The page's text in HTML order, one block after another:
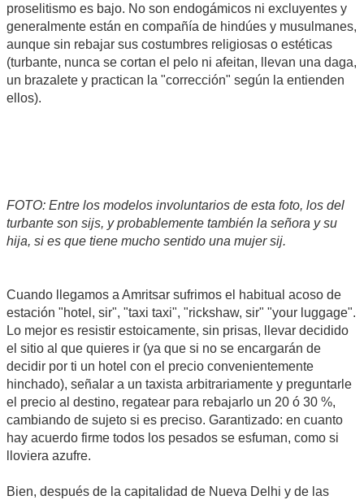
proselitismo es bajo. No son endogámicos ni excluyentes y
generalmente están en compañía de hindúes y musulmanes,
aunque sin rebajar sus costumbres religiosas o estéticas
(turbante, nunca se cortan el pelo ni afeitan, llevan una daga,
un brazalete y practican la "corrección" según la entienden
ellos).
FOTO: Entre los modelos involuntarios de esta foto, los del
turbante son sijs, y probablemente también la señora y su
hija, si es que tiene mucho sentido una mujer sij.
Cuando llegamos a Amritsar sufrimos el habitual acoso de
estación "hotel, sir", "taxi taxi", "rickshaw, sir" "your luggage".
Lo mejor es resistir estoicamente, sin prisas, llevar decidido
el sitio al que quieres ir (ya que si no se encargarán de
decidir por ti un hotel con el precio convenientemente
hinchado), señalar a un taxista arbitrariamente y preguntarle
el precio al destino, regatear para rebajarlo un 20 ó 30 %,
cambiando de sujeto si es preciso. Garantizado: en cuanto
hay acuerdo firme todos los pesados se esfuman, como si
lloviera azufre.
Bien, después de la capitalidad de Nueva Delhi y de las